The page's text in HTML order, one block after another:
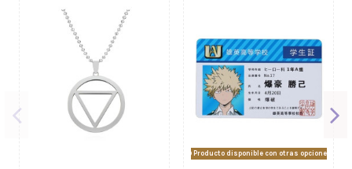
Producto disponible con otras opciones